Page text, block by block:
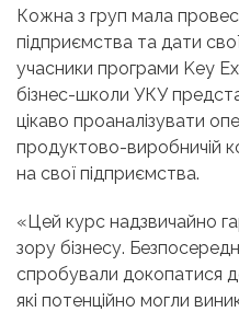
Кожна з груп мала
підприємства та дати
учасники програми Key
бізнес-школи УКУ
цікаво проаналізувати
продуктово-виробничій
на свої підприємства.
«Цей курс надзвичайно
зору бізнесу.
спробували докопатися
які потенційно могли